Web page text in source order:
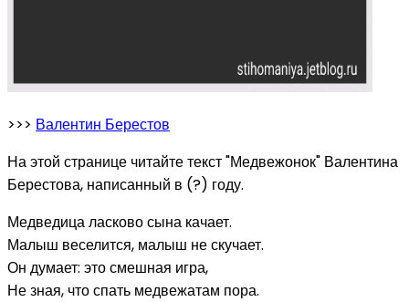
>>> Валентин Берестов
На этой странице читайте текст "Медвежонок" Валентина
Берестова, написанный в (?) году.
Медведица ласково сына качает.
Малыш веселится, малыш не скучает.
Он думает: это смешная игра,
Не зная, что спать медвежатам пора.